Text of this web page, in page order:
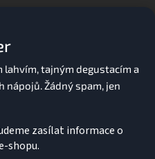
zasílat informace o
shopu.